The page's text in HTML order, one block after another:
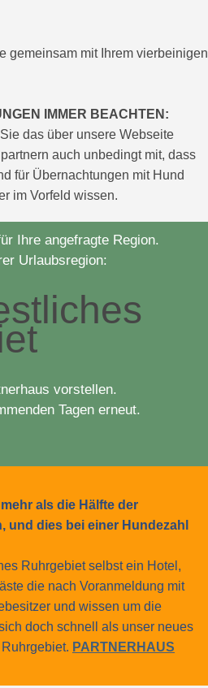
gemeinsam mit Ihrem vierbeinigen
IMMER BEACHTEN:
das über unsere Webseite
auch unbedingt mit, dass
für Übernachtungen mit Hund
im Vorfeld wissen.
Ihre angefragte Region.
Urlaubsregion:
vorstellen.
Tagen erneut.
als die Hälfte der
und dies bei einer Hundezahl
Ruhrgebiet selbst ein Hotel,
die nach Voranmeldung mit
und wissen um die
doch schnell als unser neues
PARTNERHAUS